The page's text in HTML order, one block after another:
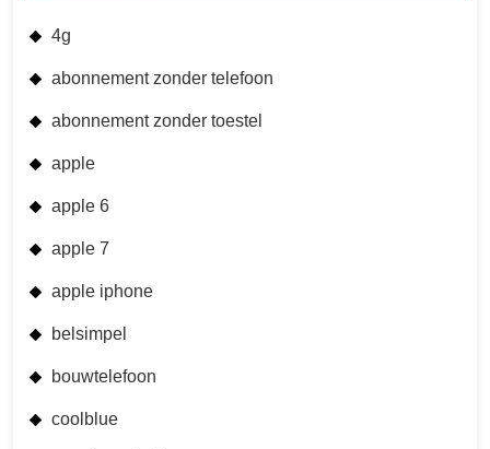
4g
abonnement zonder telefoon
abonnement zonder toestel
apple
apple 6
apple 7
apple iphone
belsimpel
bouwtelefoon
coolblue